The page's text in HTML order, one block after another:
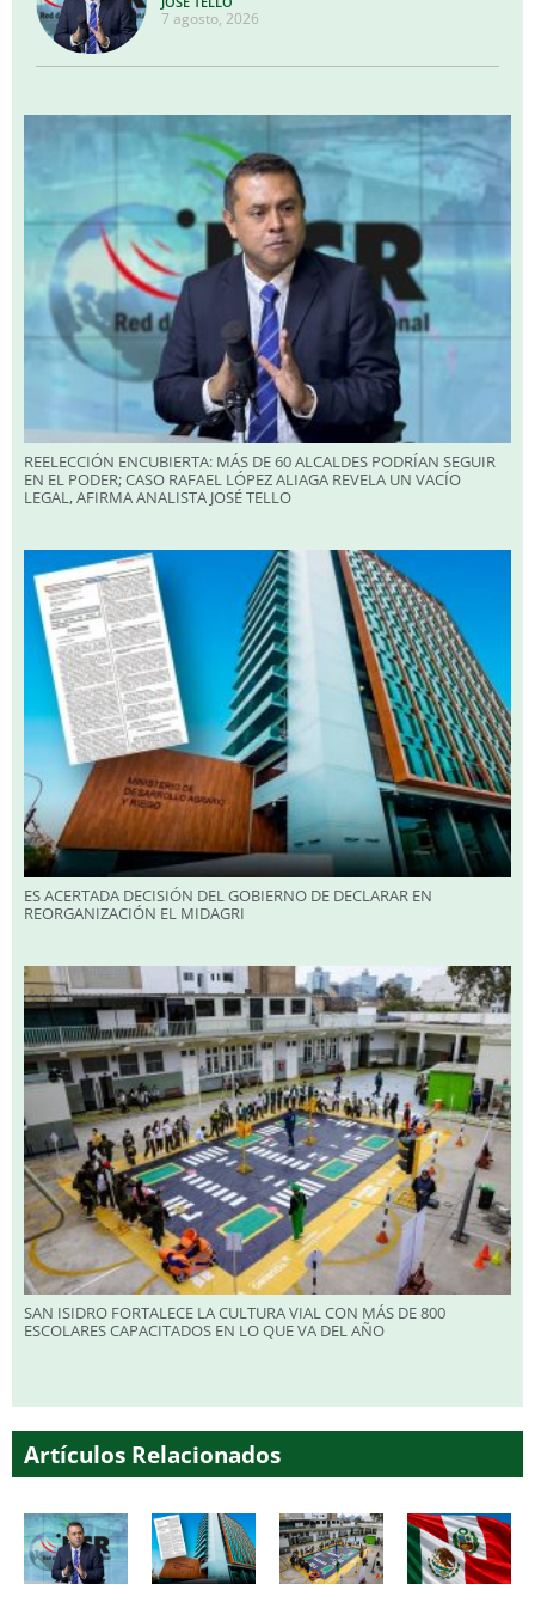
7 agosto, 2026
REELECCIÓN ENCUBIERTA: MÁS DE 60 ALCALDES PODRÍAN SEGUIR
EN EL PODER; CASO RAFAEL LÓPEZ ALIAGA REVELA UN VACÍO
LEGAL, AFIRMA ANALISTA JOSÉ TELLO
ES ACERTADA DECISIÓN DEL GOBIERNO DE DECLARAR EN
REORGANIZACIÓN EL MIDAGRI
SAN ISIDRO FORTALECE LA CULTURA VIAL CON MÁS DE 800
ESCOLARES CAPACITADOS EN LO QUE VA DEL AÑO
Artículos Relacionados